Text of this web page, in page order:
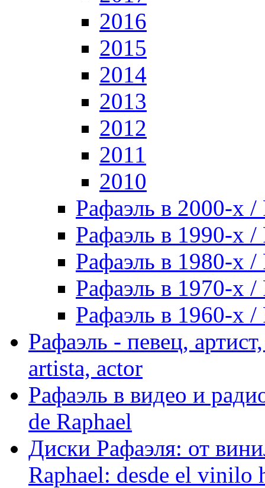
2016
2015
2014
2013
2012
2011
2010
Рафаэль в 2000-х /
Рафаэль в 1990-х /
Рафаэль в 1980-х /
Рафаэль в 1970-х /
Рафаэль в 1960-х /
Рафаэль - певец,
artista, actor
Рафаэль в видео и
de Raphael
Диски Рафаэля: от
Raphael: desde el vinilo